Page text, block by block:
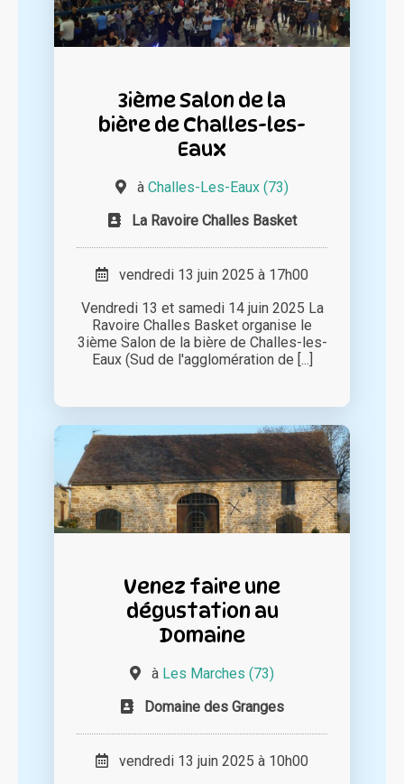
3ième Salon de la
bière de Challes-les-
Eaux
à Challes-Les-Eaux (73)
La Ravoire Challes Basket
vendredi 13 juin 2025 à 17h00
Vendredi 13 et samedi 14 juin 2025 La
Ravoire Challes Basket organise le
3ième Salon de la bière de Challes-les-
Eaux (Sud de l'agglomération de [...]
Venez faire une
dégustation au
Domaine
à Les Marches (73)
Domaine des Granges
vendredi 13 juin 2025 à 10h00